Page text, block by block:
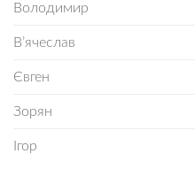
Володимир
В’ячеслав
Євген
Зорян
Ігор